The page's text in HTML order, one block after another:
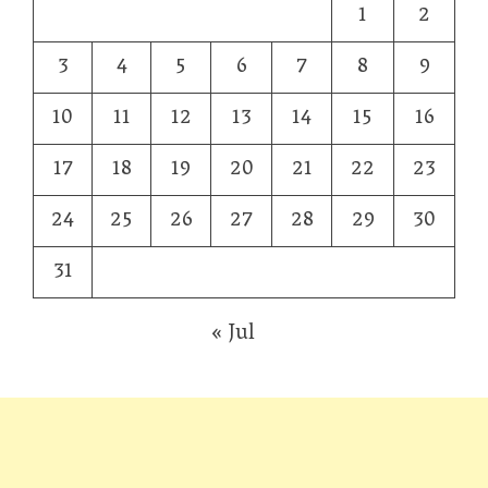
1
2
3
4 5 6 7 8
9
10
11 12 13 14 15
16
17
18 19 20 21 22
23
24
25 26 27 28 29
30
31
« Jul